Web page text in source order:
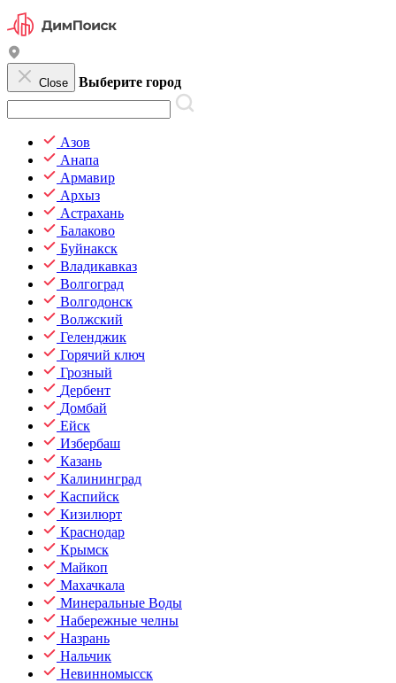
Close Выберите город
Азов
Анапа
Армавир
Архыз
Астрахань
Балаково
Буйнакск
Владикавказ
Волгоград
Волгодонск
Волжский
Геленджик
Горячий ключ
Грозный
Дербент
Домбай
Ейск
Избербаш
Казань
Калининград
Каспийск
Кизилюрт
Краснодар
Крымск
Майкоп
Махачкала
Минеральные Воды
Набережные челны
Назрань
Нальчик
Невинномысск